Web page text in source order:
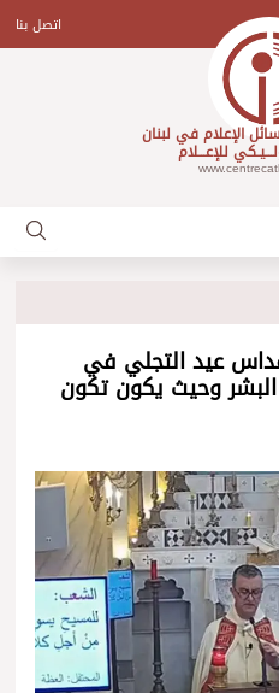
اتصل بنا
الإعلام في لبنان
للإعـــلام
عيد التجلي في
وحيث يكون تكون